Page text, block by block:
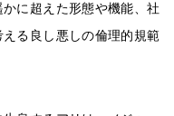
に超えた形態や機能、社
る良し悪しの倫理的規範